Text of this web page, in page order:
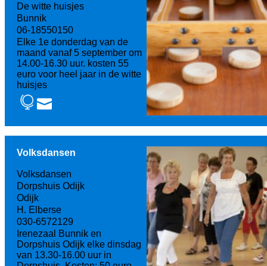
De witte huisjes
Bunnik
06-18550150
Elke 1e donderdag van de
maand vanaf 5 september om
14.00-16.30 uur. kosten 55
euro voor heel jaar in de witte
huisjes
Volksdansen
Volksdansen
Dorpshuis Odijk
Odijk
H. Elberse
030-6572129
Irenezaal Bunnik en
Dorpshuis Odijk elke dinsdag
van 13.30-16.00 uur in